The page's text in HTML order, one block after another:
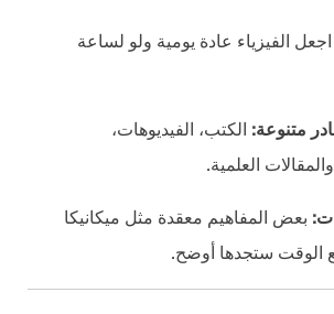
اجعل الفيزياء عادة يومية ولو لساعة
متنوعة: الكتب، الفيديوهات،
العلمية.
بعض المفاهيم معقدة مثل ميكانيكا
الوقت ستجدها أوضح.